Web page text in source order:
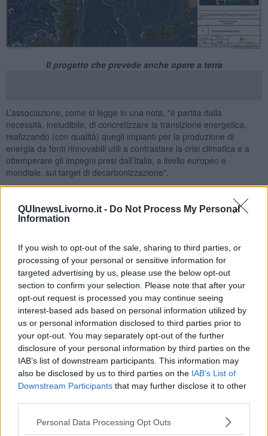
QUInewsLivorno.it - Do Not Process My Personal
Information
If you wish to opt-out of the sale, sharing to third parties, or
processing of your personal or sensitive information for
targeted advertising by us, please use the below opt-out
section to confirm your selection. Please note that after your
opt-out request is processed you may continue seeing
interest-based ads based on personal information utilized by
us or personal information disclosed to third parties prior to
your opt-out. You may separately opt-out of the further
disclosure of your personal information by third parties on the
IAB’s list of downstream participants. This information may
also be disclosed by us to third parties on the IAB’s List of
Downstream Participants that may further disclose it to other
Personal Data Processing Opt Outs
Il progetto che prevede anche opere a terra
L’associazione, come si legge in una nota, "è partita dalla
necessità, ineludibile, di concretizzare la transizione energetica,
realizzando (con qualità) quegli impianti per la produzione di
energia da fonti rinnovabili utili a contrastare la crisi climatica e a
ottemperare gli impegni presi dall’Italia, a livello europeo e
mondiale, sui target di decarbonizzazione".
Per questo, in via preliminare, il cigno verde ha evidenziato "come il
progetto Atis (da 2 TWh/anno di producibilità) possa rappresentare
una grande opportunità per la Toscana e per l’area di Livorno,
questo proposito riteniamo che sarebbe auspicabile che parte della
produzione del parco eolico Atis fosse destinata proprio a
soddisfare le richieste di energia di questi due progetti,
contribuendo alla decarbonizzazione del porto di Livorno e
fornendo alla vicina raffineria ENI energia elettrica verde per la
produzione di idrogeno ivi ipotizzata".
"Pur sapendo che l’eolico offshore galleggiante sia oggi una
tecnologia matura, con un fattore di capacità vicino al 30% e un
impatto ambientale enormemente inferiore rispetto a gasdotti e
rigassificatori, - prosegue la nota - Legambiente ha evidenziato
alcune criticità del progetto Atis, soprattutto in ordine alla
tartarughe marine e foche monache, visto che il sito di progetto è